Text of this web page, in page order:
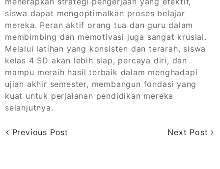
siswa dapat mengoptimalkan proses belajar
mereka. Peran aktif orang tua dan guru dalam
membimbing dan memotivasi juga sangat krusial.
Melalui latihan yang konsisten dan terarah, siswa
kelas 4 SD akan lebih siap, percaya diri, dan
mampu meraih hasil terbaik dalam menghadapi
ujian akhir semester, membangun fondasi yang
kuat untuk perjalanan pendidikan mereka
selanjutnya.
Previous Post Next Post